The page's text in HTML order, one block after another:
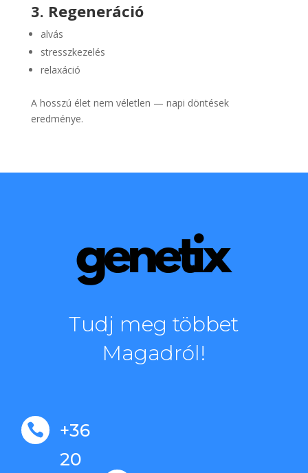
3. Regeneráció
alvás
stresszkezelés
relaxáció
A hosszú élet nem véletlen — napi döntések
eredménye.
Tudj meg többet
Magadról!

+36
20